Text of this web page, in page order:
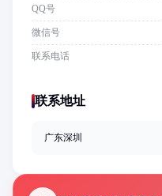
QQ号
微信号
联系电话
联系地址
广东深圳